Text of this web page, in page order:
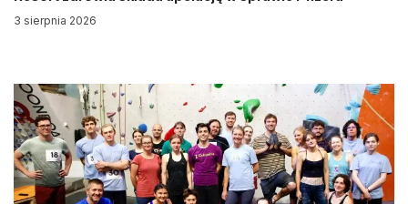
3 sierpnia 2026